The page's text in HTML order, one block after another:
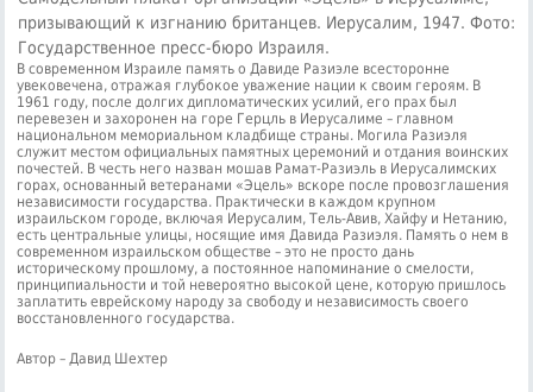
призывающий к изгнанию британцев. Иерусалим, 1947. Фото:
Государственное пресс-бюро Израиля.
В современном Израиле память о Давиде Разиэле всесторонне
увековечена, отражая глубокое уважение нации к своим героям. В
1961 году, после долгих дипломатических усилий, его прах был
перевезен и захоронен на горе Герцль в Иерусалиме – главном
национальном мемориальном кладбище страны. Могила Разиэля
служит местом официальных памятных церемоний и отдания воинских
почестей. В честь него назван мошав Рамат-Разиэль в Иерусалимских
горах, основанный ветеранами «Эцель» вскоре после провозглашения
независимости государства. Практически в каждом крупном
израильском городе, включая Иерусалим, Тель-Авив, Хайфу и Нетанию,
есть центральные улицы, носящие имя Давида Разиэля. Память о нем в
современном израильском обществе – это не просто дань
историческому прошлому, а постоянное напоминание о смелости,
принципиальности и той невероятно высокой цене, которую пришлось
заплатить еврейскому народу за свободу и независимость своего
восстановленного государства.
Автор – Давид Шехтер